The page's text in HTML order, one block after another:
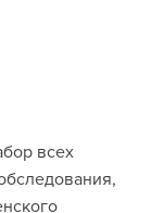
всех